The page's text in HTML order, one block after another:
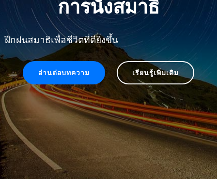
การนั่งสมาธิ
ฝีกฝนสมาธิเพื่อชีวิตที่ดียิ่งขึ้น
อ่านต่อบทความ เรียนรู้เพิ่มเติม